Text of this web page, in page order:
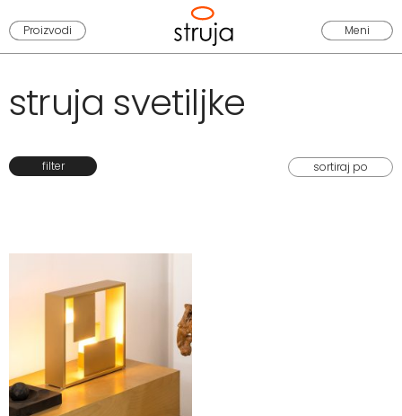
Proizvodi Meni
struja svetiljke
filter